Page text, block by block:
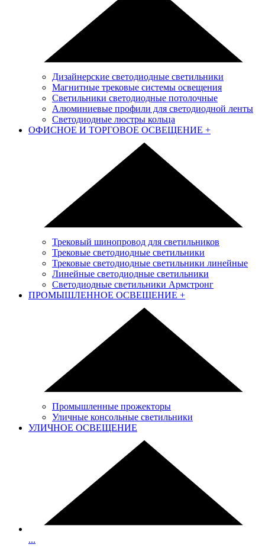
Дизайнерские светодиодные светильники
Магнитные трековые системы освещения
Светильники светодиодные потолочные
Алюминиевые профили для светодиодной ленты
Светодиодные люстры кольца
ОФИСНОЕ И ТОРГОВОЕ ОСВЕЩЕНИЕ +
Трековый шинопровод для светильников
Трековые светодиодные светильники
Трековые светодиодные светильники линейные
Линейные светодиодные светильники
Светодиодные светильники Армстронг
ПРОМЫШЛЕННОЕ ОСВЕЩЕНИЕ +
Промышленные прожекторы
Уличные консольные светильники
УЛИЧНОЕ ОСВЕЩЕНИЕ
...